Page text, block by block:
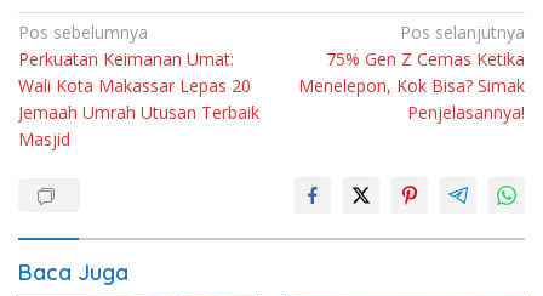
Navigasi
pos
Pos sebelumnya
Perkuatan Keimanan Umat:
Wali Kota Makassar Lepas 20
Jemaah Umrah Utusan Terbaik
Masjid
Pos selanjutnya
75% Gen Z Cemas Ketika
Menelepon, Kok Bisa? Simak
Penjelasannya!
Baca Juga